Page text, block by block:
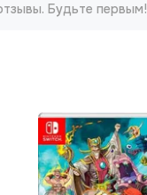
Будьте первым!